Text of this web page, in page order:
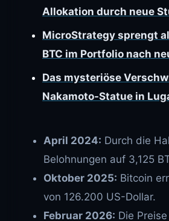
Allokation durch neue
MicroStrategy sprengt
BTC im Portfolio nach
Das mysteriöse
Nakamoto-Statue in
April 2024: Durch die
Belohnungen auf 3,125
Oktober 2025: Bitcoin
von 126.200 US-Dollar.
Februar 2026: Die